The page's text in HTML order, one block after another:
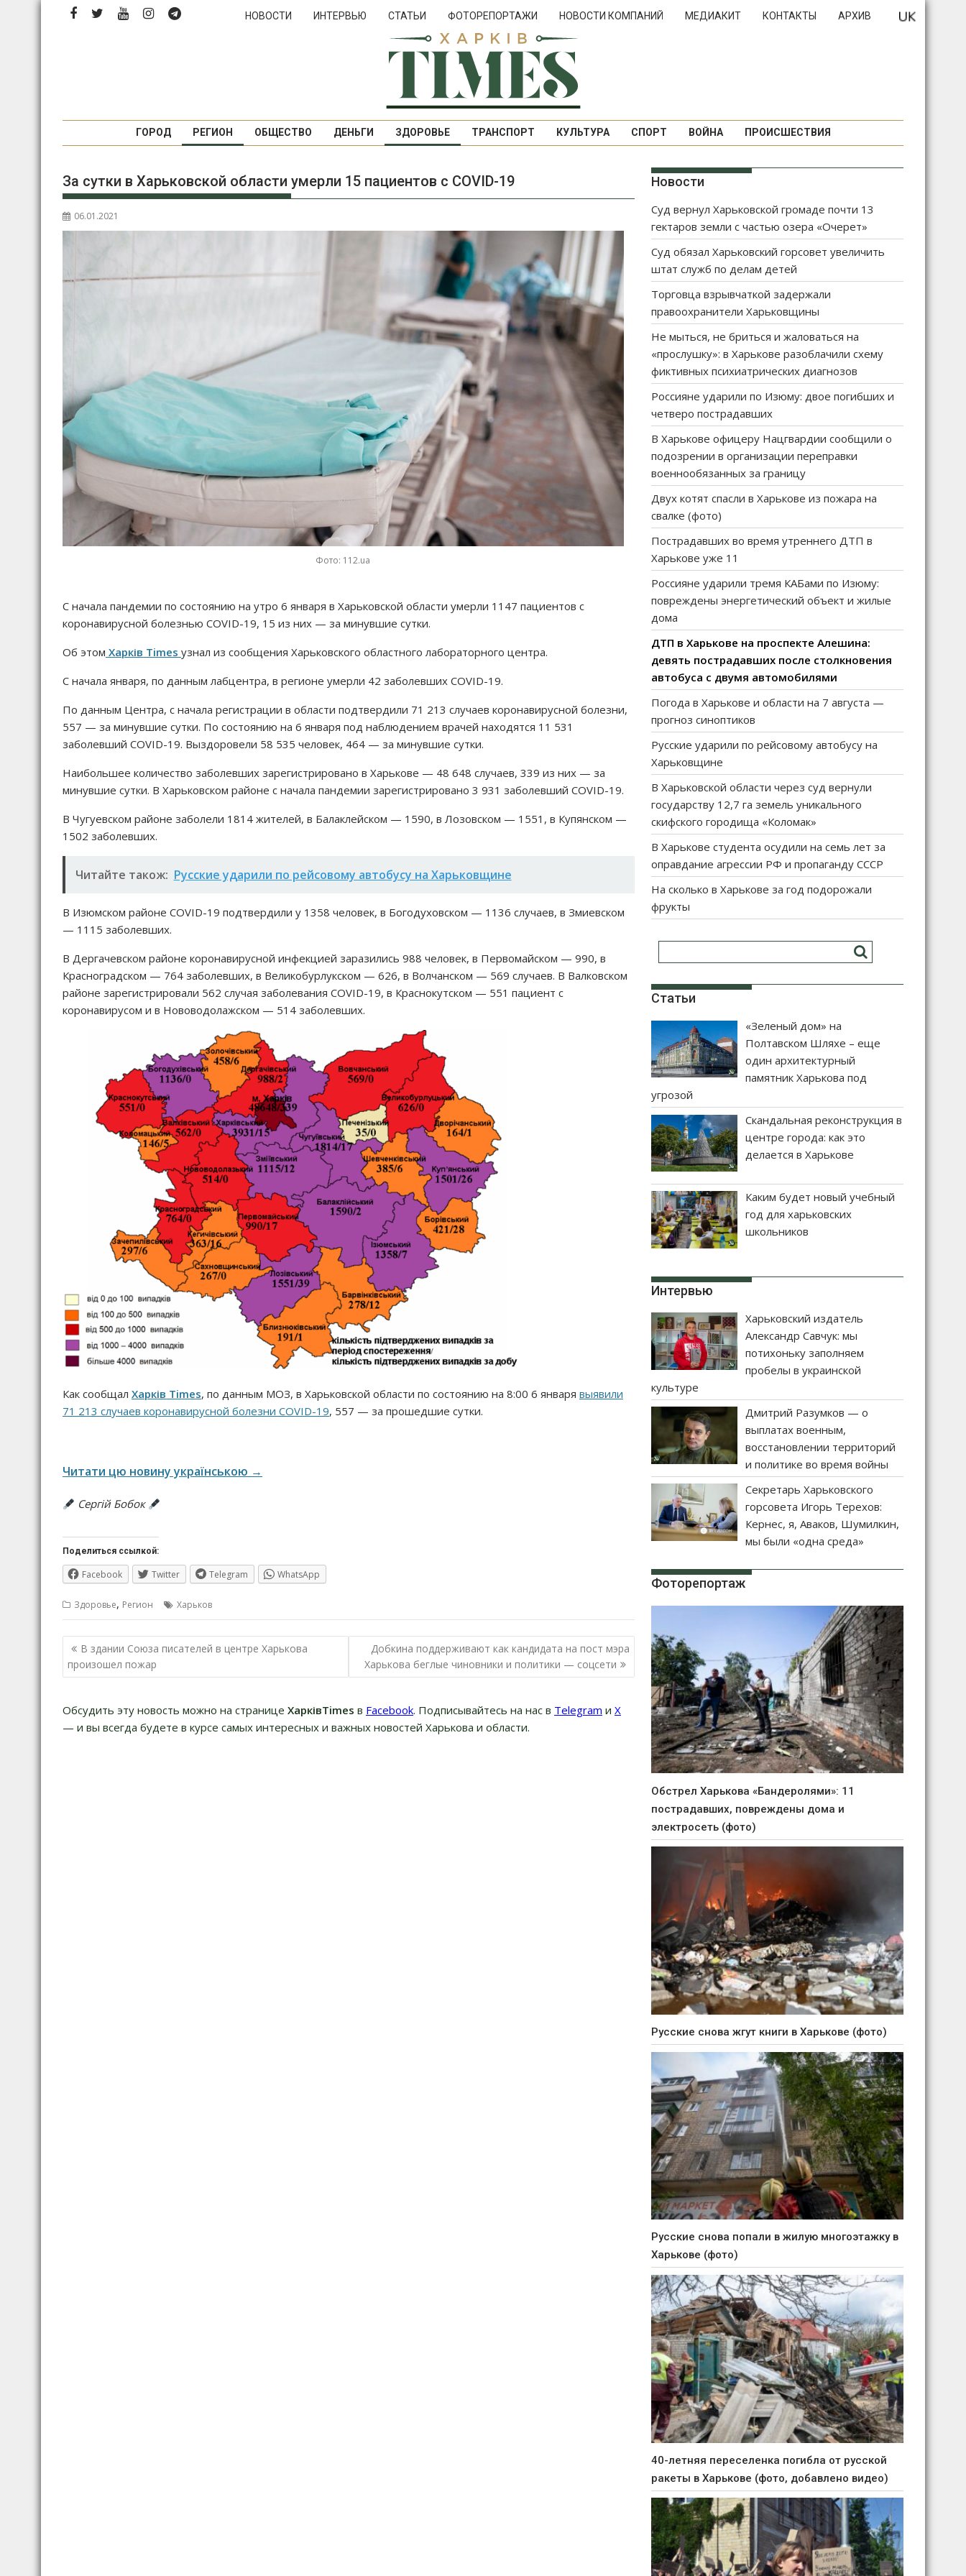
Перейти
НОВОСТИ ИНТЕРВЬЮ СТАТЬИ ФОТОРЕПОРТАЖИ НОВОСТИ КОМПАНИЙ МЕДИАКИТ КОНТАКТЫ АРХИВ
ГОРОД РЕГИОН ОБЩЕСТВО ДЕНЬГИ ЗДОРОВЬЕ ТРАНСПОРТ КУЛЬТУРА СПОРТ ВОЙНА ПРОИСШЕСТВИЯ
За сутки в Харьковской области умерли 15 пациентов с COVID-19
06.01.2021
Фото: 112.ua
С начала пандемии по состоянию на утро 6 января в Харьковской области умерли 1147 пациентов с
коронавирусной болезнью COVID-19, 15 из них — за минувшие сутки.
Об этом Харків Times узнал из сообщения Харьковского областного лабораторного центра.
С начала января, по данным лабцентра, в регионе умерли 42 заболевших COVID-19.
По данным Центра, с начала регистрации в области подтвердили 71 213 случаев коронавирусной болезни,
557 — за минувшие сутки. По состоянию на 6 января под наблюдением врачей находятся 11 531
заболевший COVID-19. Выздоровели 58 535 человек, 464 — за минувшие сутки.
Наибольшее количество заболевших зарегистрировано в Харькове — 48 648 случаев, 339 из них — за
минувшие сутки. В Харьковском районе с начала пандемии зарегистрировано 3 931 заболевший СOVID-19.
В Чугуевском районе заболели 1814 жителей, в Балаклейском — 1590, в Лозовском — 1551, в Купянском —
1502 заболевших.
Читайте також: Русские ударили по рейсовому автобусу на Харьковщине
В Изюмском районе СOVID-19 подтвердили у 1358 человек, в Богодуховском — 1136 случаев, в Змиевском
— 1115 заболевших.
В Дергачевском районе коронавирусной инфекцией заразились 988 человек, в Первомайском — 990, в
Красноградском — 764 заболевших, в Великобурлукском — 626, в Волчанском — 569 случаев. В Валковском
районе зарегистрировали 562 случая заболевания СOVID-19, в Краснокутском — 551 пациент с
коронавирусом и в Нововодолажском — 514 заболевших.
Как сообщал Харків Times, по данным МОЗ, в Харьковской области по состоянию на 8:00 6 января выявили
71 213 случаев коронавирусной болезни COVID-19, 557 — за прошедшие сутки.
Читати цю новину українською →
Сергій Бобок
Поделиться ссылкой:
Facebook Twitter Telegram WhatsApp
Здоровье, Регион Харьков
Навигация
по
записям
В здании Союза писателей в центре Харькова
произошел пожар
Добкина поддерживают как кандидата на пост мэра
Харькова беглые чиновники и политики — соцсети
Обсудить эту новость можно на странице ХарківTimes в Facebook. Подписывайтесь на нас в Telegram и Х
— и вы всегда будете в курсе самых интересных и важных новостей Харькова и области.
Новости
Суд вернул Харьковской громаде почти 13
гектаров земли с частью озера «Очерет»
Суд обязал Харьковский горсовет увеличить
штат служб по делам детей
Торговца взрывчаткой задержали
правоохранители Харьковщины
Не мыться, не бриться и жаловаться на
«прослушку»: в Харькове разоблачили схему
фиктивных психиатрических диагнозов
Россияне ударили по Изюму: двое погибших и
четверо пострадавших
В Харькове офицеру Нацгвардии сообщили о
подозрении в организации переправки
военнообязанных за границу
Двух котят спасли в Харькове из пожара на
свалке (фото)
Пострадавших во время утреннего ДТП в
Харькове уже 11
Россияне ударили тремя КАБами по Изюму:
повреждены энергетический объект и жилые
дома
ДТП в Харькове на проспекте Алешина:
девять пострадавших после столкновения
автобуса с двумя автомобилями
Погода в Харькове и области на 7 августа —
прогноз синоптиков
Русские ударили по рейсовому автобусу на
Харьковщине
В Харьковской области через суд вернули
государству 12,7 га земель уникального
скифского городища «Коломак»
В Харькове студента осудили на семь лет за
оправдание агрессии РФ и пропаганду СССР
На сколько в Харькове за год подорожали
фрукты
Статьи
«Зеленый дом» на
Полтавском Шляхе – еще
один архитектурный
памятник Харькова под
угрозой
Скандальная реконструкция в
центре города: как это
делается в Харькове
Каким будет новый учебный
год для харьковских
школьников
Интервью
Харьковский издатель
Александр Савчук: мы
потихоньку заполняем
пробелы в украинской
культуре
Дмитрий Разумков — о
выплатах военным,
восстановлении территорий
и политике во время войны
Секретарь Харьковского
горсовета Игорь Терехов:
Кернес, я, Аваков, Шумилкин,
мы были «одна среда»
Фоторепортаж
Обстрел Харькова «Бандеролями»: 11
пострадавших, повреждены дома и
электросеть (фото)
Русские снова жгут книги в Харькове (фото)
Русские снова попали в жилую многоэтажку в
Харькове (фото)
40-летняя переселенка погибла от русской
ракеты в Харькове (фото, добавлено видео)